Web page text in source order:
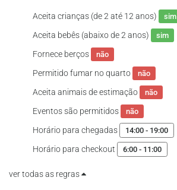
Aceita crianças (de 2 até 12 anos) sim
Aceita bebês (abaixo de 2 anos) sim
Fornece berços não
Permitido fumar no quarto não
Aceita animais de estimação não
Eventos são permitidos não
Horário para chegadas 14:00 - 19:00
Horário para checkout 6:00 - 11:00
ver todas as regras